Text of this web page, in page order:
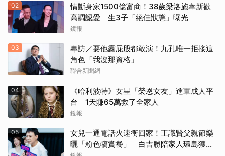
《震盪效應》(2015)
《網住愛情》（2004）
其他（歡迎貼文分享）
02
情斷身家1500億富商！38歲梁洛施牽新歡
高調認愛 生3子「絕佳狀態」曝光
鏡報
03
專訪／要他露屁股都敢演！九孔唯一拒接這
角色「我沒那資格」
聯合新聞網
04
《哈利波特》女星「榮恩女友」進軍成人平
台 1天賺65萬救了全家人
鏡報
05
女兒一通電話火速衝回家！王識賢父親節樂
曬「粉色犒賞餐」 白吉勝陪家人環島獲封